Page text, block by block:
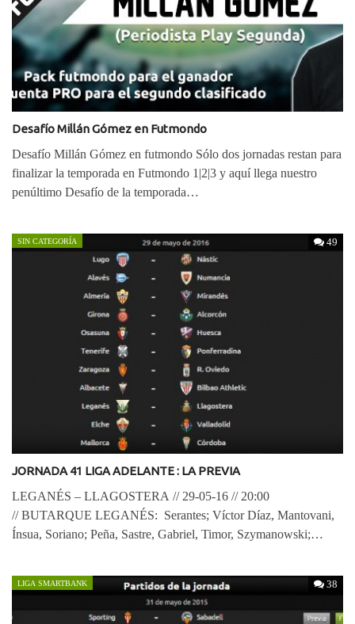
Desafío Millán Gómez en Futmondo
Desafío Millán Gómez en futmondo Sólo dos jornadas restan para
finalizar la temporada en Futmondo 1|2|3 y aquí llega nuestro
penúltimo Desafío de la temporada…
49
SIN CATEGORÍA
JORNADA 41 LIGA ADELANTE : LA PREVIA
LEGANÉS – LLAGOSTERA // 29-05-16 // 20:00
// BUTARQUE LEGANÉS: Serantes; Víctor Díaz, Mantovani,
Ínsua, Soriano; Peña, Sastre, Gabriel, Timor, Szymanowski;
38
LIGA SMARTBANK